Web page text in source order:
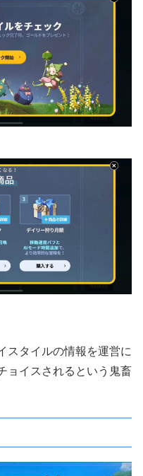
スタイルの情報を運営に
ョイスされるという鬼畜